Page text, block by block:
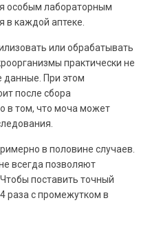
особым лабораторным
в каждой аптеке.
или обрабатывать
практически не
данные. При этом
после сбора
в том, что моча может
в половине случаев.
всегда позволяют
поставить точный
раза с промежутком в